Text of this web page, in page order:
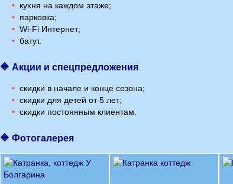
кухня на каждом этаже;
парковка;
Wi-Fi Интернет;
батут.
🔷 Акции и спецпредложения
скидки в начале и конце сезона;
скидки для детей от 5 лет;
скидки постоянным клиентам.
🔷 Фотогалерея